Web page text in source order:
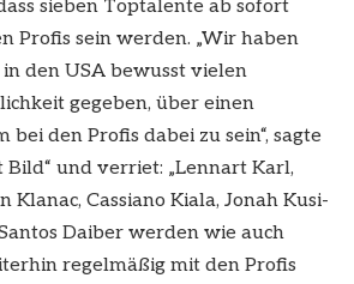
sieben Toptalente ab sofort
Profis sein werden. „Wir haben
den USA bewusst vielen
gegeben, über einen
den Profis dabei zu sein“, sagte
Bild“ und verriet: „Lennart Karl,
Klanac, Cassiano Kiala, Jonah Kusi-
Daiber werden wie auch
regelmäßig mit den Profis